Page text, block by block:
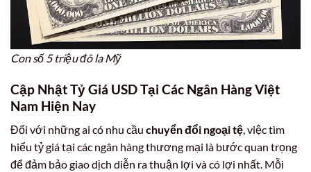
Con số 5 triệu đô la Mỹ
Cập Nhật Tỷ Giá USD Tại Các Ngân Hàng Việt
Nam Hiện Nay
Đối với những ai có nhu cầu chuyển đổi ngoại tệ, việc tìm
hiểu tỷ giá tại các ngân hàng thương mại là bước quan trọng
để đảm bảo giao dịch diễn ra thuận lợi và có lợi nhất. Mỗi